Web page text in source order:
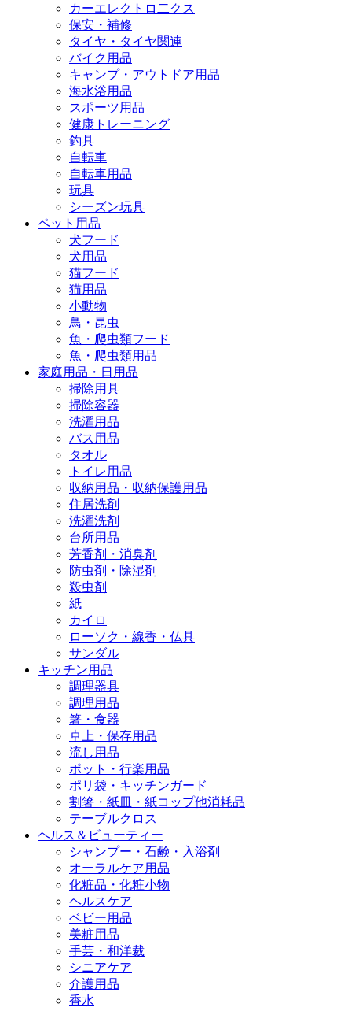
カーエレクトロ二クス
保安・補修
タイヤ・タイヤ関連
バイク用品
キャンプ・アウトドア用品
海水浴用品
スポーツ用品
健康トレーニング
釣具
自転車
自転車用品
玩具
シーズン玩具
ペット用品
犬フード
犬用品
猫フード
猫用品
小動物
鳥・昆虫
魚・爬虫類フード
魚・爬虫類用品
家庭用品・日用品
掃除用具
掃除容器
洗濯用品
バス用品
タオル
トイレ用品
収納用品・収納保護用品
住居洗剤
洗濯洗剤
台所用品
芳香剤・消臭剤
防虫剤・除湿剤
殺虫剤
紙
カイロ
ローソク・線香・仏具
サンダル
キッチン用品
調理器具
調理用品
箸・食器
卓上・保存用品
流し用品
ポット・行楽用品
ポリ袋・キッチンガード
割箸・紙皿・紙コップ他消耗品
テーブルクロス
ヘルス＆ビューティー
シャンプー・石鹸・入浴剤
オーラルケア用品
化粧品・化粧小物
ヘルスケア
ベビー用品
美粧用品
手芸・和洋裁
シニアケア
介護用品
香水